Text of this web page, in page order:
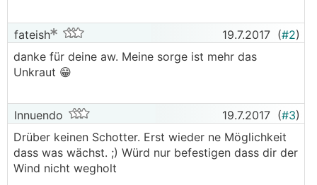
fateish 19.7.2017 (#2)
danke für deine aw. Meine sorge ist mehr das
Unkraut 😁
Innuendo 19.7.2017 (#3)
Drüber keinen Schotter. Erst wieder ne Möglichkeit
dass was wächst. ;) Würd nur befestigen dass dir der
Wind nicht wegholt